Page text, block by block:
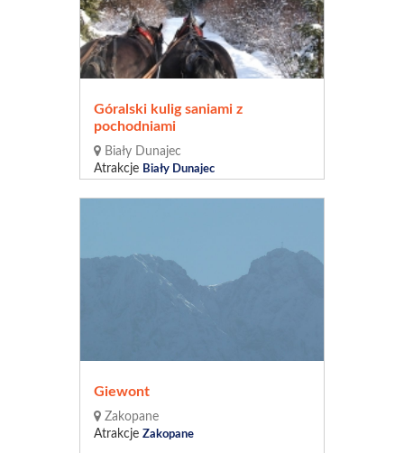
Góralski kulig saniami z
pochodniami
Biały Dunajec
Atrakcje Biały Dunajec
Giewont
Zakopane
Atrakcje Zakopane